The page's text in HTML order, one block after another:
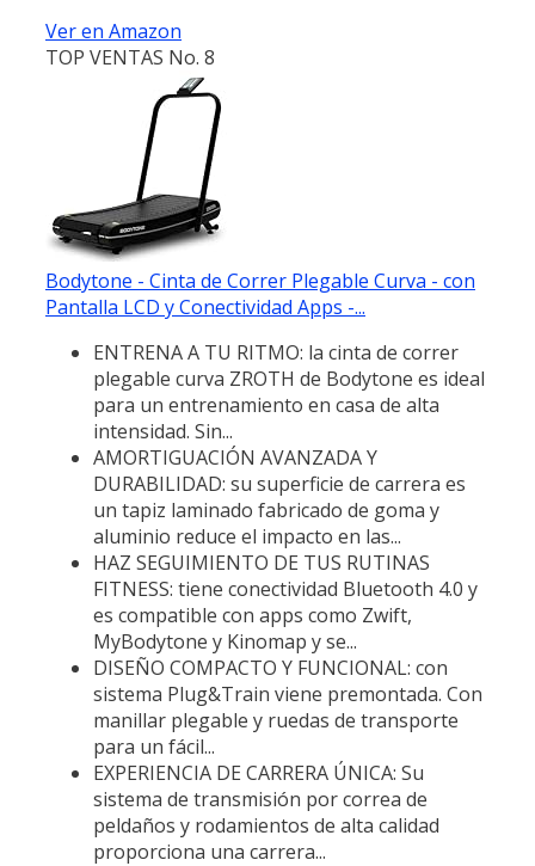
Ver en Amazon
TOP VENTAS No. 8
Bodytone - Cinta de Correr Plegable Curva - con
Pantalla LCD y Conectividad Apps -...
ENTRENA A TU RITMO: la cinta de correr
plegable curva ZROTH de Bodytone es ideal
para un entrenamiento en casa de alta
intensidad. Sin...
AMORTIGUACIÓN AVANZADA Y
DURABILIDAD: su superficie de carrera es
un tapiz laminado fabricado de goma y
aluminio reduce el impacto en las...
HAZ SEGUIMIENTO DE TUS RUTINAS
FITNESS: tiene conectividad Bluetooth 4.0 y
es compatible con apps como Zwift,
MyBodytone y Kinomap y se...
DISEÑO COMPACTO Y FUNCIONAL: con
sistema Plug&Train viene premontada. Con
manillar plegable y ruedas de transporte
para un fácil...
EXPERIENCIA DE CARRERA ÚNICA: Su
sistema de transmisión por correa de
peldaños y rodamientos de alta calidad
proporciona una carrera...